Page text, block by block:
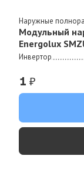
Наружные
Модульный
Energolux
Инвертор
1 ₽